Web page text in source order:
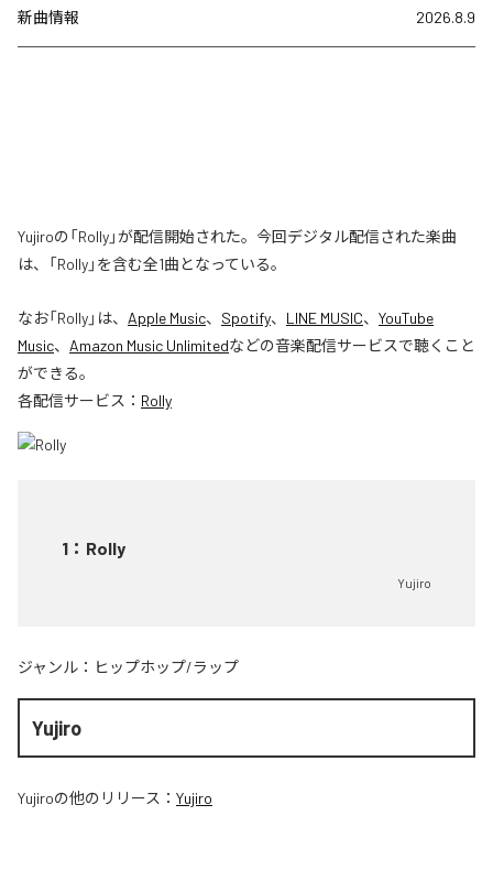
新曲情報 2026.8.9
Yujiroの「Rolly」が配信開始された。今回デジタル配信された楽曲
は、「Rolly」を含む全1曲となっている。
なお「Rolly」は、 Apple Music、 Spotify、 LINE MUSIC、 YouTube
Music、 Amazon Music Unlimitedなどの音楽配信サービスで聴くこと
ができる。
各配信サービス： Rolly
1 ： Rolly
Yujiro
ジャンル： ヒップホップ/ラップ
Yujiro
Yujiroの他のリリース： Yujiro